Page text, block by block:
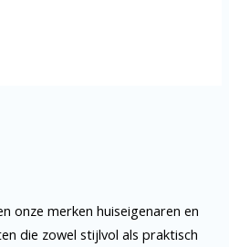
onze merken huiseigenaren en
die zowel stijlvol als praktisch